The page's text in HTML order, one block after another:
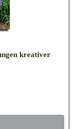
kreativer